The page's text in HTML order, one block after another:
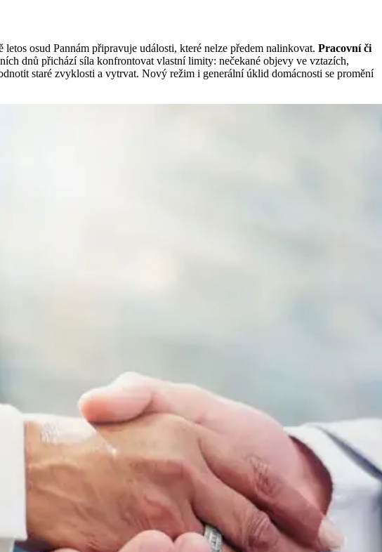
osud Pannám připravuje události, které nelze předem nalinkovat. Pracovní či
dnů přichází síla konfrontovat vlastní limity: nečekané objevy ve vztazích,
staré zvyklosti a vytrvat. Nový režim i generální úklid domácnosti se promění